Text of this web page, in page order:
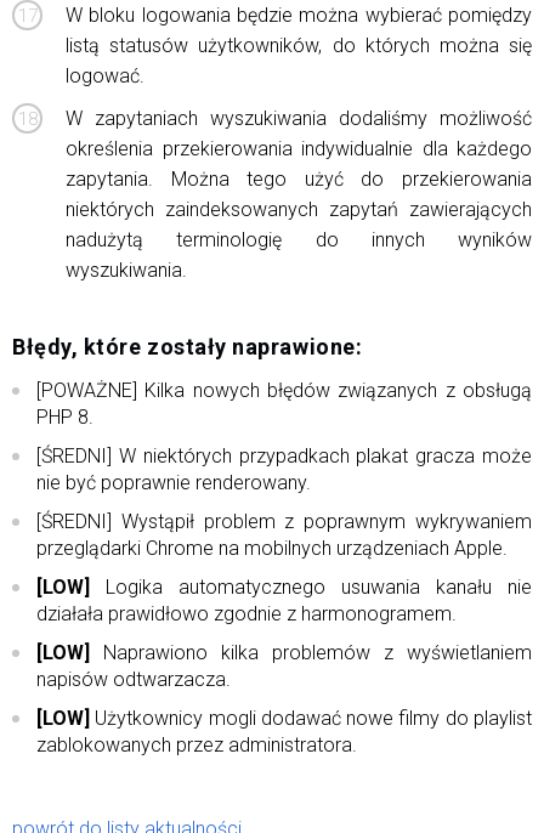
W bloku logowania będzie można wybierać pomiędzy
listą statusów użytkowników, do których można się
logować.
W zapytaniach wyszukiwania dodaliśmy możliwość
określenia przekierowania indywidualnie dla każdego
zapytania. Można tego użyć do przekierowania
niektórych zaindeksowanych zapytań zawierających
nadużytą terminologię do innych wyników
wyszukiwania.
Błędy, które zostały naprawione:
[POWAŻNE] Kilka nowych błędów związanych z obsługą
PHP 8.
[ŚREDNI] W niektórych przypadkach plakat gracza może
nie być poprawnie renderowany.
[ŚREDNI] Wystąpił problem z poprawnym wykrywaniem
przeglądarki Chrome na mobilnych urządzeniach Apple.
[LOW]
Logika automatycznego usuwania kanału nie
działała prawidłowo zgodnie z harmonogramem.
[LOW]
Naprawiono kilka problemów z wyświetlaniem
napisów odtwarzacza.
[LOW] Użytkownicy mogli dodawać nowe filmy do playlist
zablokowanych przez administratora.